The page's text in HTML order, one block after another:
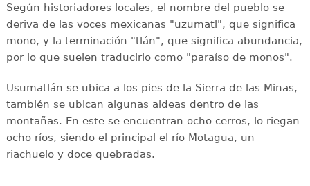
Según historiadores locales, el nombre del pueblo se
deriva de las voces mexicanas "uzumatl", que significa
mono, y la terminación "tlán", que significa abundancia,
por lo que suelen traducirlo como "paraíso de monos".
Usumatlán se ubica a los pies de la Sierra de las Minas,
también se ubican algunas aldeas dentro de las
montañas. En este se encuentran ocho cerros, lo riegan
ocho ríos, siendo el principal el río Motagua, un
riachuelo y doce quebradas.